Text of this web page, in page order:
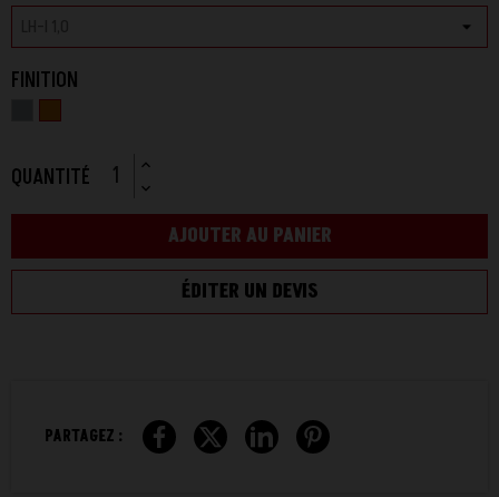
FINITION
2000
QUANTITÉ
AJOUTER AU PANIER
ÉDITER UN DEVIS
PARTAGEZ :